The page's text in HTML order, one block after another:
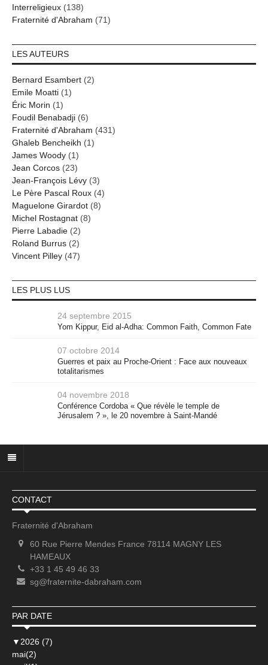
Interreligieux (138)
Fraternité d'Abraham (71)
LES AUTEURS
Bernard Esambert (2)
Emile Moatti (1)
Éric Morin (1)
Foudil Benabadji (6)
Fraternité d'Abraham (431)
Ghaleb Bencheikh (1)
James Woody (1)
Jean Corcos (23)
Jean-François Lévy (3)
Le Père Pascal Roux (4)
Maguelone Girardot (8)
Michel Rostagnat (8)
Pierre Labadie (2)
Roland Burrus (2)
Vincent Pilley (47)
LES PLUS LUS
24 septembre 2015
Yom Kippur, Eid al-Adha: Common Faith, Common Fate
07 octobre 2014
Guerres et paix au Proche-Orient : Face aux nouveaux
totalitarismes
04 novembre 2018
Conférence Cordoba « Que révèle le temple de
Jérusalem ? », le 20 novembre à Saint-Mandé
CONTACT
Fraternité d'Abraham
60 Rue Pierre Mendes France 78114 MAGNY LES
HAMEAUX
+33 1 45 49 46 33
sg@fraternite-dabraham.com
PAR DATE
▼ 2026 (7)
mai(2)